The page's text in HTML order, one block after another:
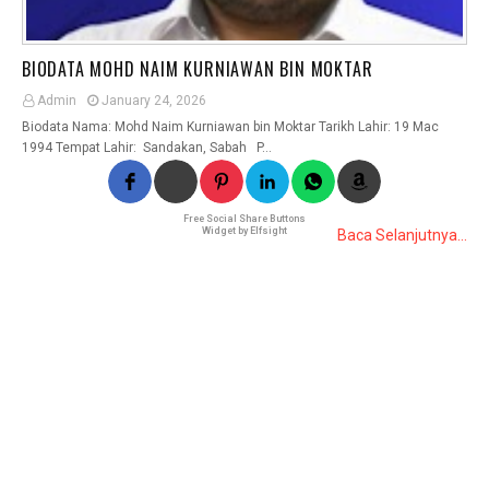
BIODATA MOHD NAIM KURNIAWAN BIN MOKTAR
Admin
January 24, 2026
Biodata Nama: Mohd Naim Kurniawan bin Moktar Tarikh Lahir: 19 Mac
1994 Tempat Lahir: Sandakan, Sabah P…
Free Social Share Buttons
Widget by Elfsight
Baca Selanjutnya...